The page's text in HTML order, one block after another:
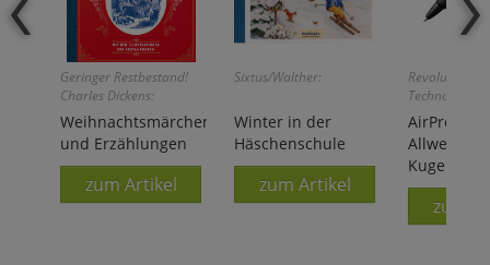
Geringer Restbestand!
Charles Dickens:
Weihnachtsmärchen
und Erzählungen
zum Artikel
Sixtus/Walther:
Winter in der
Häschenschule
zum Artikel
Revolutionäre
Technologie!
AirPress
Allwetter-
zum